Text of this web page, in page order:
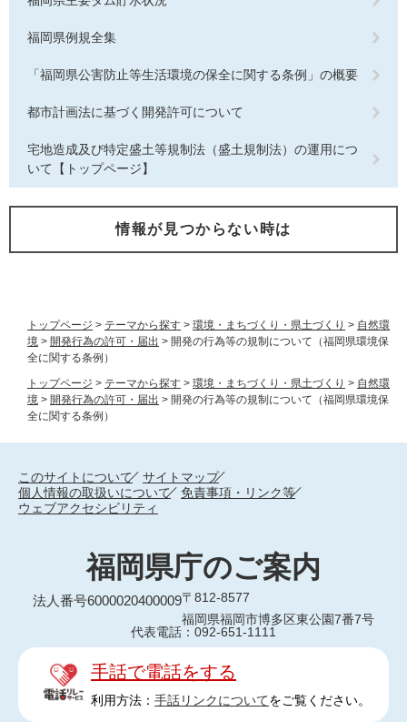
トップページ > テーマから探す > 環境・まちづくり・県土づくり > 自然環
境 > 開発行為の許可・届出 > 開発の行為等の規制について（福岡県環境保
全に関する条例）
トップページ > テーマから探す > 環境・まちづくり・県土づくり > 自然環
境 > 開発行為の許可・届出 > 開発の行為等の規制について（福岡県環境保
全に関する条例）
福岡県例規全集
「福岡県公害防止等生活環境の保全に関する条例」の概要
都市計画法に基づく開発許可について
宅地造成及び特定盛土等規制法（盛土規制法）の運用につ
いて【トップページ】
情報が見つからない時は
このサイトについて
サイトマップ
個人情報の取扱いについて
免責事項・リンク等
ウェブアクセシビリティ
福岡県庁のご案内
法人番号6000020400009〒812-8577
福岡県福岡市博多区東公園7番7号
代表電話：092-651-1111
手話で電話をする
利用方法： 手話リンクについてをご覧ください。